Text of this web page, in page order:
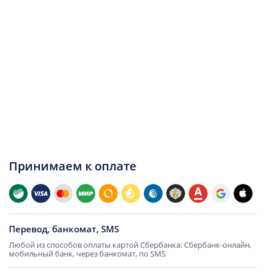
Принимаем к оплате
Перевод, банкомат, SMS
Любой из способов оплаты картой Сбербанка: Сбербанк-онлайн,
мобильный банк, через банкомат, по SMS